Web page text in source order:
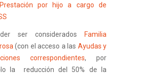
Prestación por hijo a cargo de
ser considerados Familia
(con el acceso a las Ayudas y
correspondientes, por
la reducción del 50% de la